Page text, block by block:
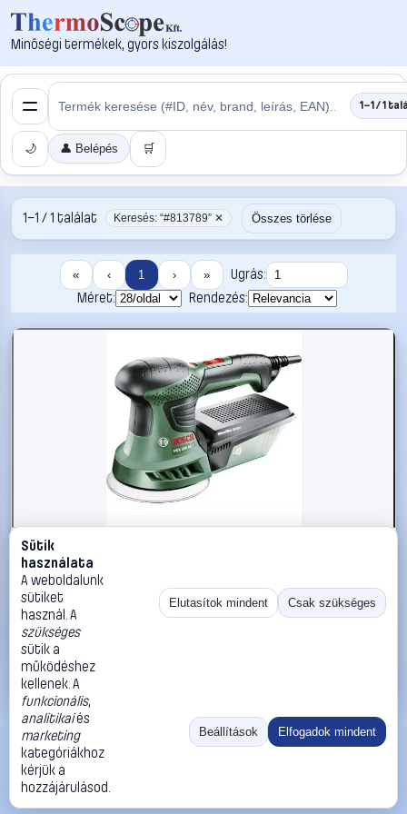
Minőségi termékek, gyors kiszolgálás!
1–1 / 1
🌙 👤 Belépés 🛒
1–1 / 1 találat Keresés: “#813789” ✕ Összes törlése
« ‹ 1 › »
Ugrás:
Méret:
Rendezés:
#813789
Bosch Home and Garden PEX 300 AE 06033A3000
Excenter csiszoló Hordtáskával 270 W Ø 125 mm
Bosch Home and Garden Excenter csiszológépek
49 990 Ft
Kosárba
«
Ugrás:
Méret:
Rendezés:
©2026
ThermoScope
ÁSZF
Cégbemutató
Sütik
használata
A weboldalunk
sütiket
használ. A
szükséges
sütik a
működéshez
kellenek. A
funkcionális,
analitikaiés
marketing
kategóriákhoz
kérjük a
hozzájárulásod.
Elutasítok mindent Csak szükséges
Beállítások Elfogadok mindent